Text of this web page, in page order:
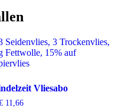
Vliesabo
11,66